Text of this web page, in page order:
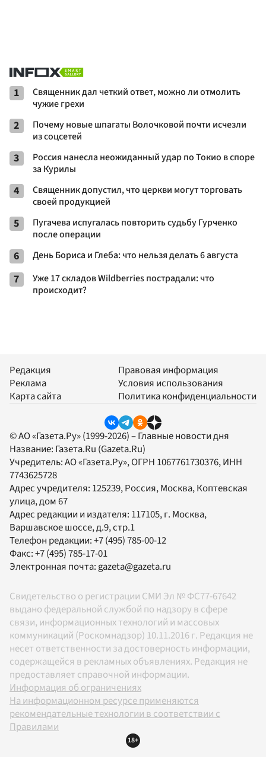
1
Священник дал четкий ответ, можно ли отмолить
чужие грехи
2
Почему новые шпагаты Волочковой почти исчезли
из соцсетей
3
Россия нанесла неожиданный удар по Токио в споре
за Курилы
4
Священник допустил, что церкви могут торговать
своей продукцией
5
Пугачева испугалась повторить судьбу Гурченко
после операции
6 День Бориса и Глеба: что нельзя делать 6 августа
7
Уже 17 складов Wildberries пострадали: что
происходит?
Редакция
Реклама
Карта сайта
Правовая информация
Условия использования
Политика конфиденциальности
© АО «Газета.Ру» (1999-2026) – Главные новости дня
Название: Газета.Ru (Gazeta.Ru)
Учредитель:АО «Газета.Ру», ОГРН 1067761730376, ИНН
7743625728
Адрес учредителя: 125239, Россия, Москва, Коптевская
улица, дом 67
Адрес редакции и издателя: 117105, г. Москва,
Варшавское шоссе, д.9, стр.1
Телефон редакции:+7 (495) 785-00-12
Факс:+7 (495) 785-17-01
Электронная почта: gazeta@gazeta.ru
Свидетельство о регистрации СМИ Эл № ФС77-67642
выдано федеральной службой по надзору в сфере
связи, информационных технологий и массовых
коммуникаций (Роскомнадзор) 10.11.2016 г. Редакция не
несет ответственности за достоверность информации,
содержащейся в рекламных объявлениях. Редакция не
предоставляет справочной информации.
Информация об ограничениях
На информационном ресурсе применяются
рекомендательные технологии в соответствии с
Правилами
18+